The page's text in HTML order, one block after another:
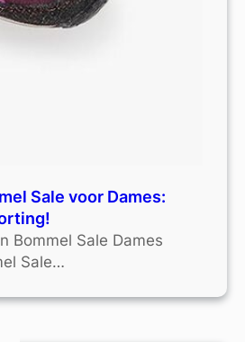
Sale voor Dames:
Bommel Sale Dames
Sale…